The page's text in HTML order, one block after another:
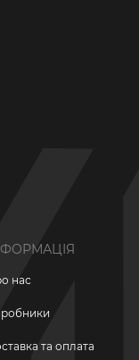
нас
та оплата